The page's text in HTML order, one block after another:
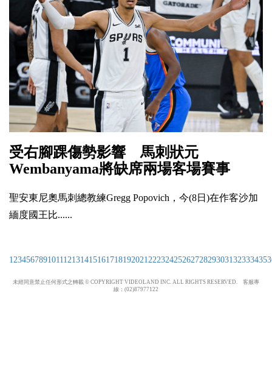
受右腳踝傷勢影響 馬刺狀元
Wembanyama將缺席兩場客場賽事
聖安東尼奧馬刺總教練Gregg Popovich，今(8日)在作客沙加
緬度國王比......
1 23456789101112131415161718192021 2223242526272829303132333435
未經同意禁止任何形式之轉載 © COPYRIGHT VIDEOLAND INC. ALL RIGHTS RESERVED. 客服專
線：(02)87977122